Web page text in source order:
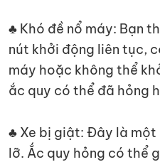
♣ Khó đề nổ máy: Bạn
nút khởi động liên tục,
máy hoặc không thể
ắc quy có thể đã hỏng
♣ Xe bị giật: Đây là một
lỡ. Ắc quy hỏng có thể